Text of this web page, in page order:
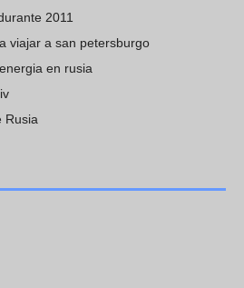
2011
viajar a san petersburgo
en rusia
Rusia